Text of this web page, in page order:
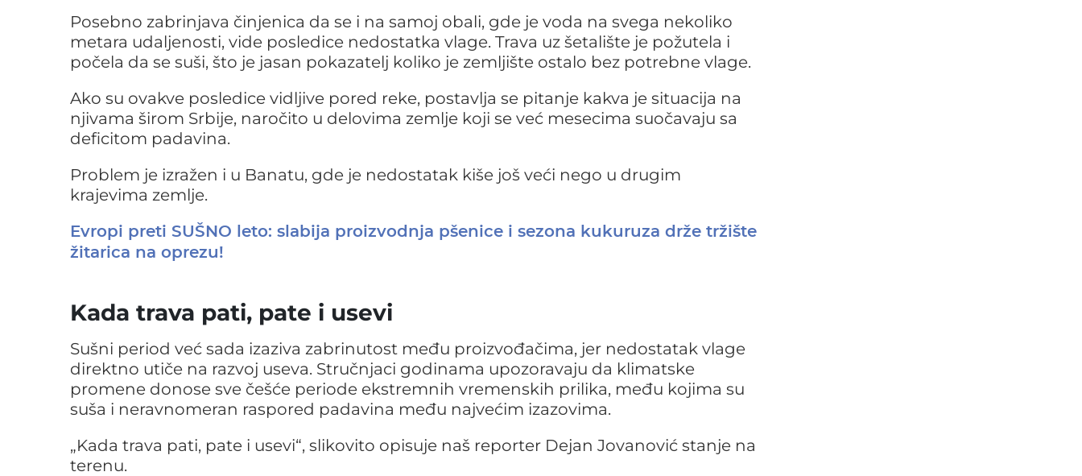
Posebno zabrinjava činjenica da se i na samoj obali, gde je voda na svega nekoliko
metara udaljenosti, vide posledice nedostatka vlage. Trava uz šetalište je požutela i
počela da se suši, što je jasan pokazatelj koliko je zemljište ostalo bez potrebne vlage.
Ako su ovakve posledice vidljive pored reke, postavlja se pitanje kakva je situacija na
njivama širom Srbije, naročito u delovima zemlje koji se već mesecima suočavaju sa
deficitom padavina.
Problem je izražen i u Banatu, gde je nedostatak kiše još veći nego u drugim
krajevima zemlje.
Evropi preti SUŠNO leto: slabija proizvodnja pšenice i sezona kukuruza drže tržište
žitarica na oprezu!
Kada trava pati, pate i usevi
Sušni period već sada izaziva zabrinutost među proizvođačima, jer nedostatak vlage
direktno utiče na razvoj useva. Stručnjaci godinama upozoravaju da klimatske
promene donose sve češće periode ekstremnih vremenskih prilika, među kojima su
suša i neravnomeran raspored padavina među najvećim izazovima.
„Kada trava pati, pate i usevi“, slikovito opisuje naš reporter Dejan Jovanović stanje na
terenu.